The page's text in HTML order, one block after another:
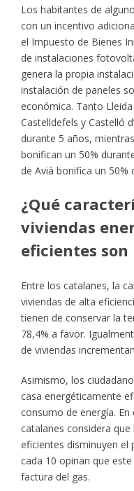
Los habitantes de
con un incentivo
el Impuesto de Bienes
de instalaciones
genera la propia
instalación de paneles
económica. Tanto
Castelldefels y Castelló
durante 5 años,
bonifican un 50%
de Avià bonifica un 50%
¿Qué
viviendas
eficientes son
Entre los catalanes, la
viviendas de alta
tienen de conservar la
78,4% a favor.
de viviendas
Asimismo, los
casa energéticamente
consumo de energía.
catalanes considera
eficientes disminuyen el
cada 10 opinan que
factura del gas.